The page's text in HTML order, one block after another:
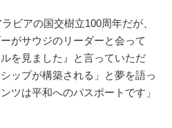
ビアの国交樹立100周年だが、
がサウジのリーダーと会って
を見ました』と言っていただ
ップが構築される」と夢を語っ
ツは平和へのパスポートです」